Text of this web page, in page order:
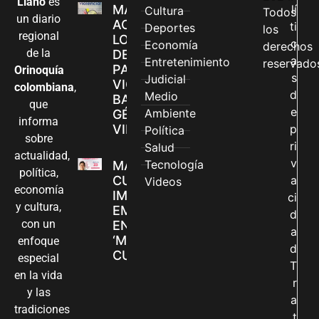
un diario
regional
de la
Orinoquía
colombiana,
que
informa
sobre
actualidad,
política,
economía
y cultura,
con un
enfoque
especial
en la vida
y las
tradiciones
MÁS MUJERES
ACCEDEN A
LOS CANALES
DE ATENCIÓN
PARA
VIOLENCIAS
BASADAS EN
GÉNERO EN
VILLAVICENCIO
MADRES
CUIDADORAS
IMPULSAN SUS
EMPRENDIMIENTOS
EN LA FERIA
‘MANOS QUE
CUIDAN Y CREAN’
Cultura
Deportes
Economía
Entretenimiento
Judicial
Medio
Ambiente
Política
Salud
Tecnología
Videos
Todos
los
derechos
lí
ti
c
a
s
d
e
p
ri
v
a
ci
d
a
d
T
r
a